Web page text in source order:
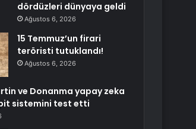
dördüzleri dünyaya geldi
Ağustos 6, 2026
15 Temmuz’un firari
teröristi tutuklandı!
Ağustos 6, 2026
ve Donanma yapay zeka
sistemini test etti